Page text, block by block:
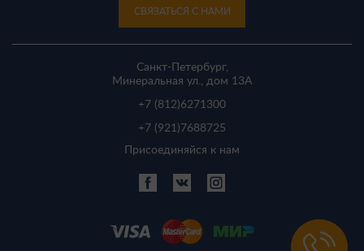
СВЯЗАТЬСЯ С НАМИ
Санкт-Петербург,
Минеральная ул., дом 13A
+7 (812)6271300
+7 (921) 7688725
Присоединяйся к нам